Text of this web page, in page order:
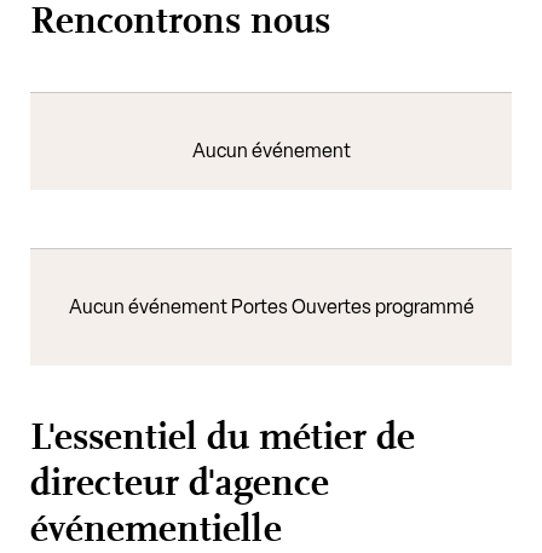
Rencontrons nous
Aucun événement
Aucun événement Portes Ouvertes programmé
L'essentiel du métier de
directeur d'agence
événementielle